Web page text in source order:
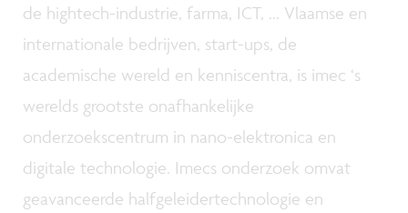
de hightech-industrie, farma, ICT, ... Vlaamse en
internationale bedrijven, start-ups, de
academische wereld en kenniscentra, is imec ‘s
werelds grootste onafhankelijke
onderzoekscentrum in nano-elektronica en
digitale technologie. Imecs onderzoek omvat
geavanceerde halfgeleidertechnologie en